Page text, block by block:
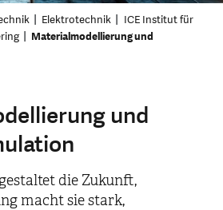
Elektrotechnik
ICE Institut für
Materialmodellierung und
und
die Zukunft,
macht sie stark,